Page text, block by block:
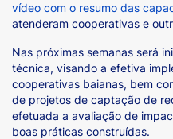
vídeo com o resumo das
atenderam cooperativas e
Nas próximas semanas será
técnica, visando a efetiva
cooperativas baianas, bem
de projetos de captação de
efetuada a avaliação de
boas práticas construídas.